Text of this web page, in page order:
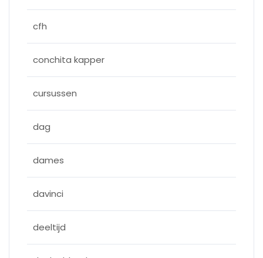
cfh
conchita kapper
cursussen
dag
dames
davinci
deeltijd